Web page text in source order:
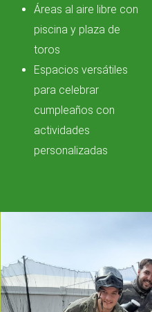
Áreas al aire libre con
piscina y plaza de
toros
Espacios versátiles
para celebrar
cumpleaños con
actividades
personalizadas